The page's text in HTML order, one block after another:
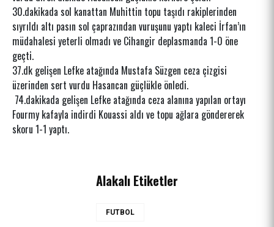
30.dakikada sol kanattan Muhittin topu taşıdı rakiplerinden
sıyrıldı altı pasın sol çaprazından vuruşunu yaptı kaleci İrfan’ın
müdahalesi yeterli olmadı ve Cihangir deplasmanda 1-0 öne
geçti.
37.dk gelişen Lefke atağında Mustafa Süzgen ceza çizgisi
üzerinden sert vurdu Hasancan güçlükle önledi.
74.dakikada gelişen Lefke atağında ceza alanına yapılan ortayı
Fourmy kafayla indirdi Kouassi aldı ve topu ağlara göndererek
skoru 1-1 yaptı.
Alakalı Etiketler
FUTBOL